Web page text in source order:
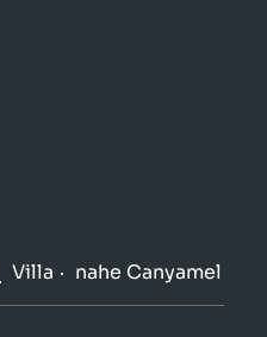
Villa nahe Canyamel